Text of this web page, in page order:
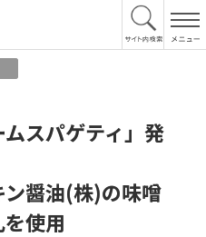
ムスパゲティ」発
醤油(株)の味噌
使用